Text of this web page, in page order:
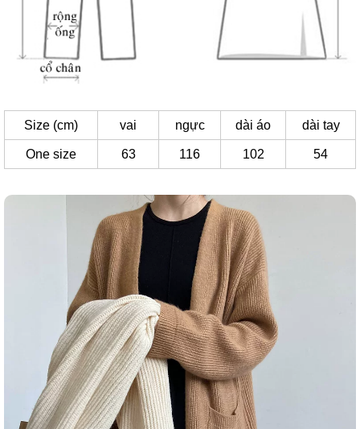
Size (cm) vai ngực dài áo dài tay
One size 63 116 102 54